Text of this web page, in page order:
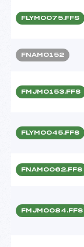
FLYM0075.FFS
FNAM0152
FMJM0153.FFS
FLYM0045.FFS
FNAM0062.FFS
FMJM0084.FFS